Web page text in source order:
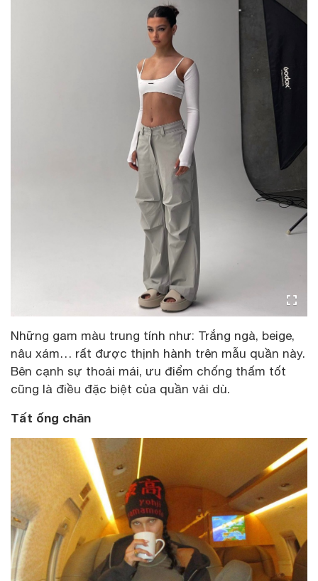
Những gam màu trung tính như: Trắng ngà, beige,
nâu xám… rất được thịnh hành trên mẫu quần này.
Bên cạnh sự thoải mái, ưu điểm chống thấm tốt
cũng là điều đặc biệt của quần vải dù.
Tất ống chân